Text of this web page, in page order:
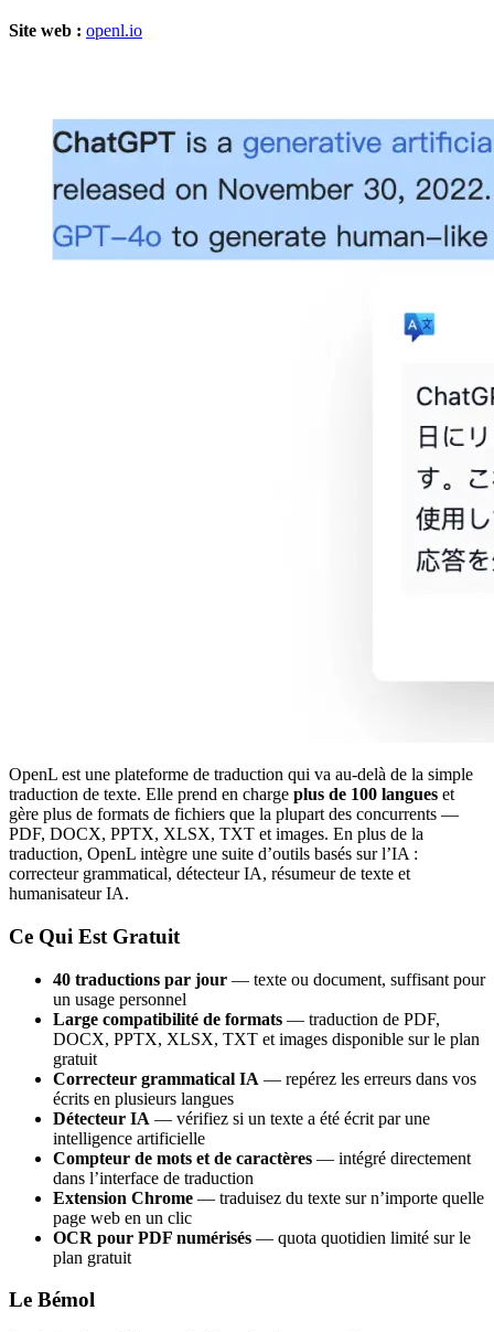
Site web : openl.io
OpenL est une plateforme de traduction qui va au-delà de la simple
traduction de texte. Elle prend en charge plus de 100 langues et
gère plus de formats de fichiers que la plupart des concurrents —
PDF, DOCX, PPTX, XLSX, TXT et images. En plus de la
traduction, OpenL intègre une suite d’outils basés sur l’IA :
correcteur grammatical, détecteur IA, résumeur de texte et
humanisateur IA.
Ce Qui Est Gratuit
40 traductions par jour — texte ou document, suffisant pour
un usage personnel
Large compatibilité de formats — traduction de PDF,
DOCX, PPTX, XLSX, TXT et images disponible sur le plan
gratuit
Correcteur grammatical IA — repérez les erreurs dans vos
écrits en plusieurs langues
Détecteur IA — vérifiez si un texte a été écrit par une
intelligence artificielle
Compteur de mots et de caractères — intégré directement
dans l’interface de traduction
Extension Chrome — traduisez du texte sur n’importe quelle
page web en un clic
OCR pour PDF numérisés — quota quotidien limité sur le
plan gratuit
Le Bémol